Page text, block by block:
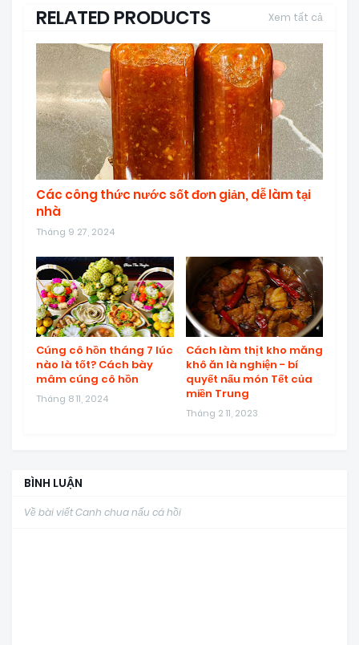
RELATED PRODUCTS Xem tất cả
Các công thức nước sốt đơn giản, dễ làm tại
nhà
Tháng 9 27, 2024
Cúng cô hồn tháng 7 lúc
nào là tốt? Cách bày
mâm cúng cô hồn
Tháng 8 11, 2024
Cách làm thịt kho măng
khô ăn là nghiện - bí
quyết nấu món Tết của
miền Trung
Tháng 2 11, 2023
BÌNH LUẬN
Về bài viết Canh chua nấu cá hồi